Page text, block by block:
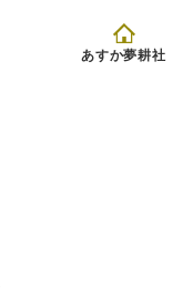
あすか夢耕社